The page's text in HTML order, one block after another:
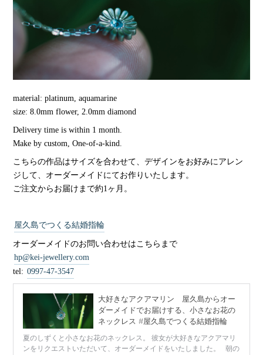
material: platinum, aquamarine
size: 8.0mm flower, 2.0mm diamond
Delivery time is within 1 month.
Make by custom, One-of-a-kind.
こちらの作品はサイズを合わせて、デザインをお好みにアレン
ジして、オーダーメイドにてお作りいたします。
ご注文からお届けまで約1ヶ月。
屋久島でつくる結婚指輪
オーダーメイドのお問い合わせはこちらまで
hp@kei-jewellery.com
tel: 0997-47-3547